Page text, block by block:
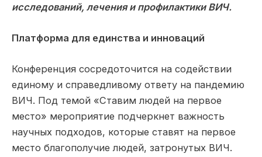
исследований, лечения и профилактики ВИЧ.
Платформа для единства и инноваций
Конференция сосредоточится на содействии
единому и справедливому ответу на пандемию
ВИЧ. Под темой «Ставим людей на первое
место» мероприятие подчеркнет важность
научных подходов, которые ставят на первое
место благополучие людей, затронутых ВИЧ.